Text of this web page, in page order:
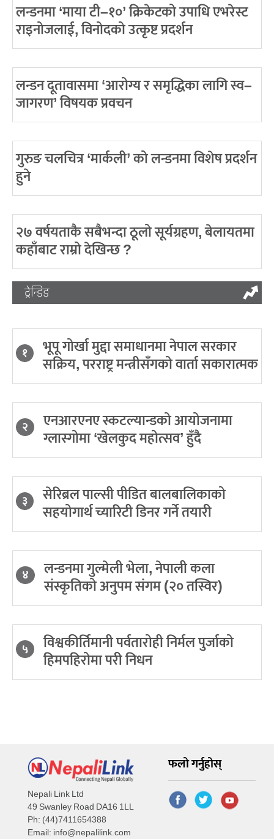
लन्डनमा ‘माया टी–१०’ क्रिकेटको उपाधि एभरेस्ट
राइनोजलाई, विनोदको उत्कृष्ट प्रदर्शन
लन्डन दूतावासमा ‘आरोग्य र समृद्धिका लागि स्व–
जागरण’ विषयक प्रवचन
गुरुङ चलचित्र ‘मार्कली’ को लन्डनमा विशेष प्रदर्शन
हुने
२७ वर्षयताकै सबैभन्दा ठूलो सूर्यग्रहण, बेलायतमा
कहाँबाट राम्रो देखिन्छ ?
ट्रेन्डिङ
१ भूपू गोर्खा मुद्दा समाधानमा नेपाल सरकार
सक्रिय, परराष्ट्र मन्त्रीसँगको वार्ता सकारात्मक
२ एनआरएनए स्कटल्यान्डको आयोजनामा
ग्लास्गोमा ‘खेलकुद महोत्सव’ हुँदै
३ सेरिब्रल पाल्सी पीडित बालबालिकाको
सहयोगार्थ च्यारिटी डिनर गर्ने तयारी
४ लन्डनमा गुल्मेली भेला, नेपाली कला
संस्कृतिको अनुपम संगम (२० तस्विर)
५ विश्वकीर्तिमानी पर्वतारोही निर्मल पुर्जाको
हिमपहिरोमा परी निधन
Nepali Link Ltd
49 Swanley Road DA16 1LL
Ph: (44)7411654388
Email: info@nepalilink.com
फलो गर्नुहोस्